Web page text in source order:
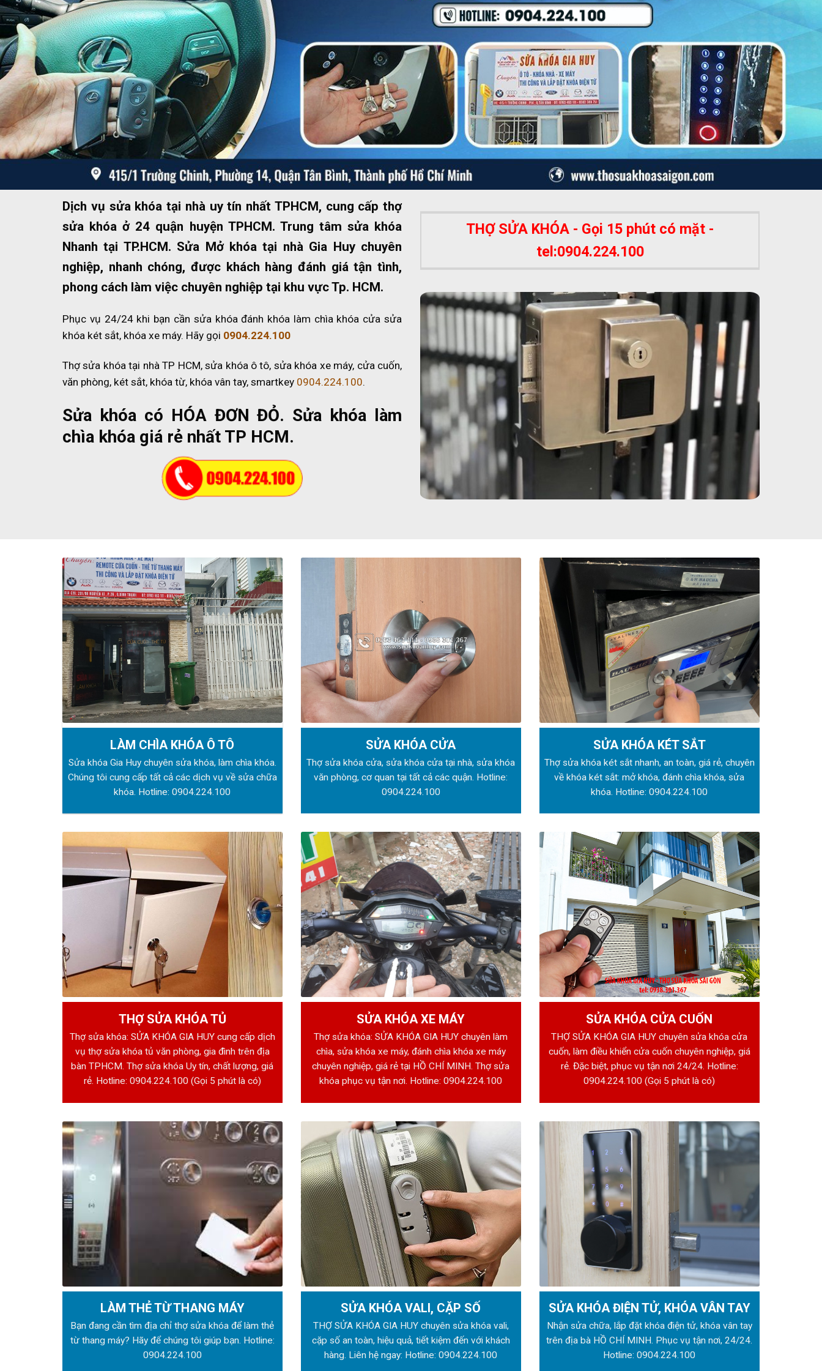
Dịch vụ sửa khóa tại nhà uy tín nhất TPHCM, cung cấp thợ
sửa khóa ở 24 quận huyện TPHCM. Trung tâm sửa khóa
Nhanh tại TP.HCM. Sửa Mở khóa tại nhà Gia Huy chuyên
nghiệp, nhanh chóng, được khách hàng đánh giá tận tình,
phong cách làm việc chuyên nghiệp tại khu vực Tp. HCM.
Phục vụ 24/24 khi bạn cần sửa khóa đánh khóa làm chìa khóa cửa sửa
khóa két sắt, khóa xe máy. Hãy gọi 0904.224.100
Thợ sửa khóa tại nhà TP HCM, sửa khóa ô tô, sửa khóa xe máy, cửa cuốn,
văn phòng, két sắt, khóa từ, khóa vân tay, smartkey 0904.224.100.
Sửa khóa có HÓA ĐƠN ĐỎ. Sửa khóa làm
chìa khóa giá rẻ nhất TP HCM.
THỢ SỬA KHÓA - Gọi 15 phút có mặt -
tel:0904.224.100
LÀM CHÌA KHÓA Ô TÔ
Sửa khóa Gia Huy chuyên sửa khóa, làm chìa khóa.
Chúng tôi cung cấp tất cả các dịch vụ về sửa chữa
khóa. Hotline:0904.224.100
SỬA KHÓA CỬA
Thợ sửa khóa cửa, sửa khóa cửa tại nhà, sửa khóa
văn phòng, cơ quan tại tất cả các quận. Hotline:
0904.224.100
SỬA KHÓA KÉT SẮT
Thợ sửa khóakét sắt nhanh, an toàn, giá rẻ, chuyên
về khóa két sắt: mở khóa, đánh chìa khóa, sửa
khóa. Hotline:0904.224.100
THỢ SỬA KHÓA TỦ
Thợ sửa khóa: SỬA KHÓA GIA HUY cung cấp dịch
vụ thợ sửa khóa tủ văn phòng, gia đình trên địa
bàn TPHCM. Thợ sửa khóa Uy tín, chất lượng, giá
rẻ. Hotline: 0904.224.100(Gọi 5 phút là có)
SỬA KHÓA XE MÁY
Thợ sửa khóa: SỬA KHÓA GIA HUY chuyên làm
chìa, sửa khóa xe máy, đánh chìa khóa xe máy
chuyên nghiệp, giá rẻ tại HỒ CHÍ MINH. Thợ sửa
khóa phục vụ tận nơi. Hotline:0904.224.100
SỬA KHÓA CỬA CUỐN
THỢ SỬA KHÓA GIA HUY chuyên sửa khóa cửa
cuốn, làm điều khiển cửa cuốn chuyên nghiệp, giá
rẻ. Đặc biệt, phục vụ tận nơi 24/24. Hotline:
0904.224.100 (Gọi 5 phút là có)
LÀM THẺ TỪ THANG MÁY
Bạn đang cần tìm địa chỉ thợ sửa khóa để làm thẻ
từ thang máy? Hãy để chúng tôi giúp bạn. Hotline:
0904.224.100
SỬA KHÓA VALI, CẶP SỐ
THỢ SỬA KHÓA GIA HUY chuyên sửa khóa vali,
cặp số an toàn, hiệu quả, tiết kiệm đến với khách
hàng. Liên hệ ngay: Hotline:0904.224.100
SỬA KHÓA ĐIỆN TỬ, KHÓA VÂN TAY
Nhận sửa chữa, lắp đặt khóa điện tử, khóa vân tay
trên địa bà HỒ CHÍ MINH. Phục vụ tận nơi, 24/24.
Hotline:0904.224.100